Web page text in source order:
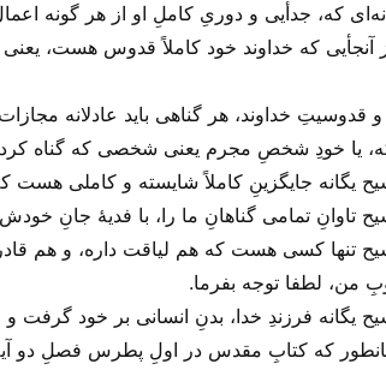
که، جدأیی و دوریِ کاملِ او از هر گونه
آنجأیی که خداوند خود کاملاً قدوس هست، یعنی
قدوسیتِ خداوند، هر گناهی باید عادلانه
یا خودِ شخصِ مجرم یعنی شخصی که گناه کرده
یگانه جایگزینِ کاملاً شایسته و کاملی هست
تاوانِ تمامی گناهانِ ما را، با فدیهٔ جانِ
تنها کسی هست که هم لیاقت داره، و هم
من، لطفا توجه بفرما.
یگانه فرزندِ خدا، بدنِ انسانی بر خود گرفت
که کتابِ مقدس در اولِ پطرس فصلِ دو آیهٔ